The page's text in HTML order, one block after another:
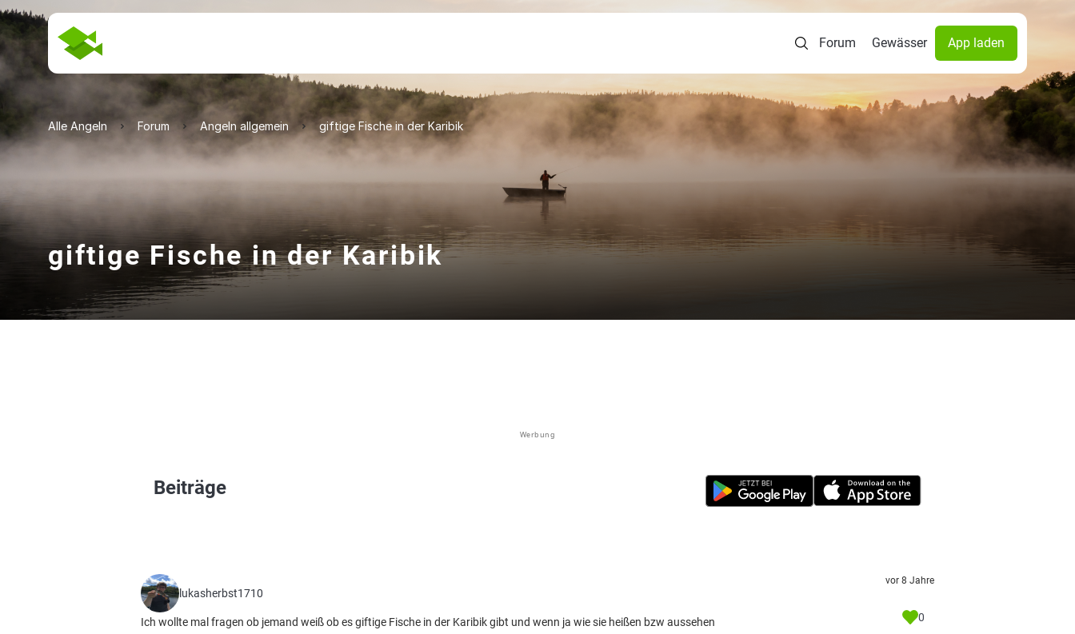
Forum Gewässer App laden
Alle Angeln Forum Angeln allgemein giftige Fische in der Karibik
giftige Fische in der Karibik
Werbung
Beiträge
lukasherbst1710
Ich wollte mal fragen ob jemand weiß ob es giftige Fische in der Karibik gibt und wenn ja wie sie heißen bzw aussehen
vor 8 Jahre
0